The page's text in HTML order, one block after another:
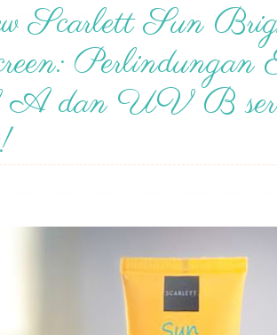
Scarlett Sun
Perlindungan
dan UV B